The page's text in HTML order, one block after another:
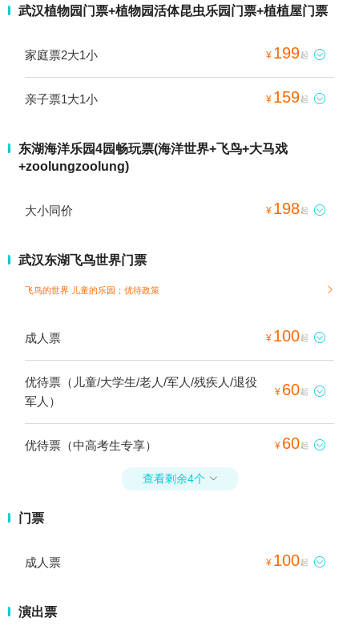
武汉植物园门票+植物园活体昆虫乐园门票+植植屋门票
家庭票2大1小 ¥ 199起 
亲子票1大1小 ¥ 159起 
东湖海洋乐园4园畅玩票(海洋世界+飞鸟+大马戏
+zoolungzoolung)
大小同价 ¥ 198起 
武汉东湖飞鸟世界门票
飞鸟的世界 儿童的乐园； 优待政策 
成人票 ¥ 100起 
优待票（儿童/大学生/老人/军人/残疾人/退役
军人）
¥ 60起 
优待票（中高考生专享） ¥ 60起 
查看剩余4个 
门票
成人票 ¥ 100起 
演出票